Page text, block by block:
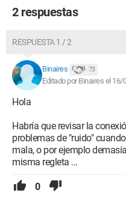
2 respuestas
RESPUESTA 1 / 2
Binaires 73
Editado por Binaires el 16/
Hola
Habría que revisar la
problemas de "ruido"
mala, o por ejemplo
misma regleta ...
0